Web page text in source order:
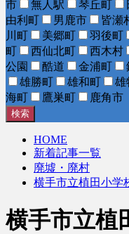
市
無人駅 琴丘町
由利町
男鹿市 皆瀬
川町
美郷町 羽後町
町
西仙北町 西木村
公園
酷道 金浦町
雄勝町
雄和町 雄
海町
鷹巣町 鹿角市
検索
HOME
新着記事一覧
廃墟・廃村
横手市立植田小学
横手市立植